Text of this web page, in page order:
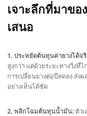
เจาะลึกที่มาขอ
เสนอ
1. ประหยัดต้นทุนค่ายางได้จริ
สูงกว่า แต่ด้วยระยะทางวิ่งที่
การเปลี่ยนยางต่อปีลดลง ส่ง
อย่างเห็นได้ชัด
2. พลิกโฉมต้นทุนน้ำมัน: ตัว